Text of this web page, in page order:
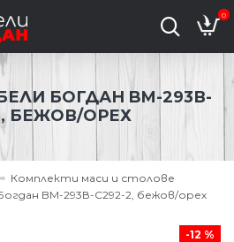
0
Комплекти маси и столове
BM-293В-С292-2, бежов/орех
БОГДАН BM-293В-
БЕЖОВ/ОРЕХ
-12 %